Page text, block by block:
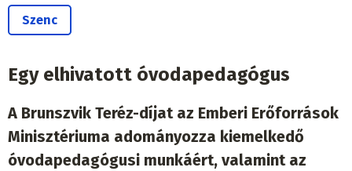
Szenc
Egy elhivatott óvodapedagógus
A Brunszvik Teréz-díjat az Emberi Erőforrások
Minisztériuma adományozza kiemelkedő
óvodapedagógusi munkáért, valamint az